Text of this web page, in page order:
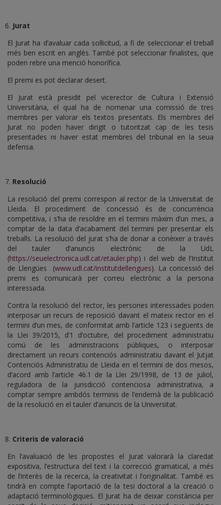
Jurat
El Jurat ha d’avaluar cada sol·licitud, a fi de seleccionar el treball
més ben escrit en anglès. També pot seleccionar finalistes, que
poden rebre una menció honorífica.
El premi es pot declarar desert.
El Jurat està presidit pel vicerector de Cultura i Extensió
Universitària, el qual ha de nomenar una comissió de tres
membres per valorar els textos presentats. Els membres del
Jurat no poden haver dirigit o tutoritzat cap de les tesis
presentades ni haver estat membres del tribunal en la seua
defensa.
Resolució
La resolució del premi correspon al rector de la Universitat de
Lleida. El procediment de concessió és de concurrència
competitiva, i s’ha de resoldre en el termini màxim d’un mes, a
comptar de la data d’acabament del termini per presentar els
treballs. La resolució del jurat s’ha de donar a conèixer a través
del tauler d’anuncis electrònic de la UdL
(https://seuelectronica.udl.cat/etauler.php) i del web de l’Institut
de Llengües (www.udl.cat/institutdellengues). La concessió del
premi es comunicarà per correu electrònic a la persona
interessada.
Contra la resolució del rector, les persones interessades poden
interposar un recurs de reposició davant el mateix rector en el
termini d’un mes, de conformitat amb l’article 123 i següents de
la Llei 39/2015, d’1 d’octubre, del procediment administratiu
comú de les administracions públiques, o interposar
directament un recurs contenciós administratiu davant el Jutjat
Contenciós Administratiu de Lleida en el termini de dos mesos,
d’acord amb l’article 46.1 de la Llei 29/1998, de 13 de juliol,
reguladora de la jurisdicció contenciosa administrativa, a
comptar sempre ambdós terminis de l’endemà de la publicació
de la resolució en el tauler d’anuncis de la Universitat.
Criteris de valoració
En l’avaluació de les propostes el Jurat valorarà la claredat
expositiva, l’estructura del text i la correcció gramatical, a més
de l’interès de la recerca, la creativitat i l’originalitat. També es
tindrà en compte l’aportació de la tesi doctoral a la creació o
adaptació terminològiques. El Jurat ha de deixar constància per